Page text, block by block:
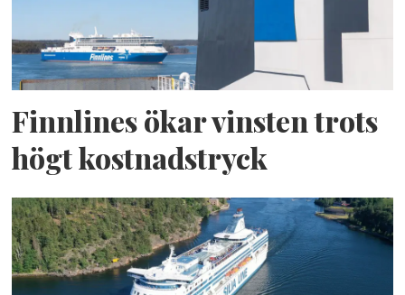
Finnlines ökar vinsten trots
högt kostnadstryck